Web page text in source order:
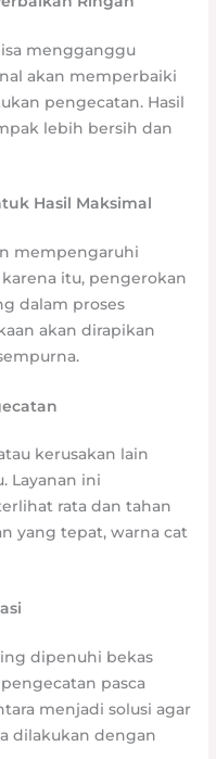
mengganggu
akan memperbaiki
pengecatan. Hasil
lebih bersih dan
Hasil Maksimal
mempengaruhi
itu, pengerokan
dalam proses
akan dirapikan
kerusakan lain
Layanan ini
rata dan tahan
yang tepat, warna cat
dipenuhi bekas
pasca
menjadi solusi agar
dilakukan dengan